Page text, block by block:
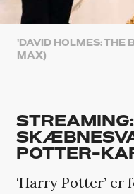
'DAVID HOLMES: THE
MAX)
POTTER-
‘Harry Potter’ er